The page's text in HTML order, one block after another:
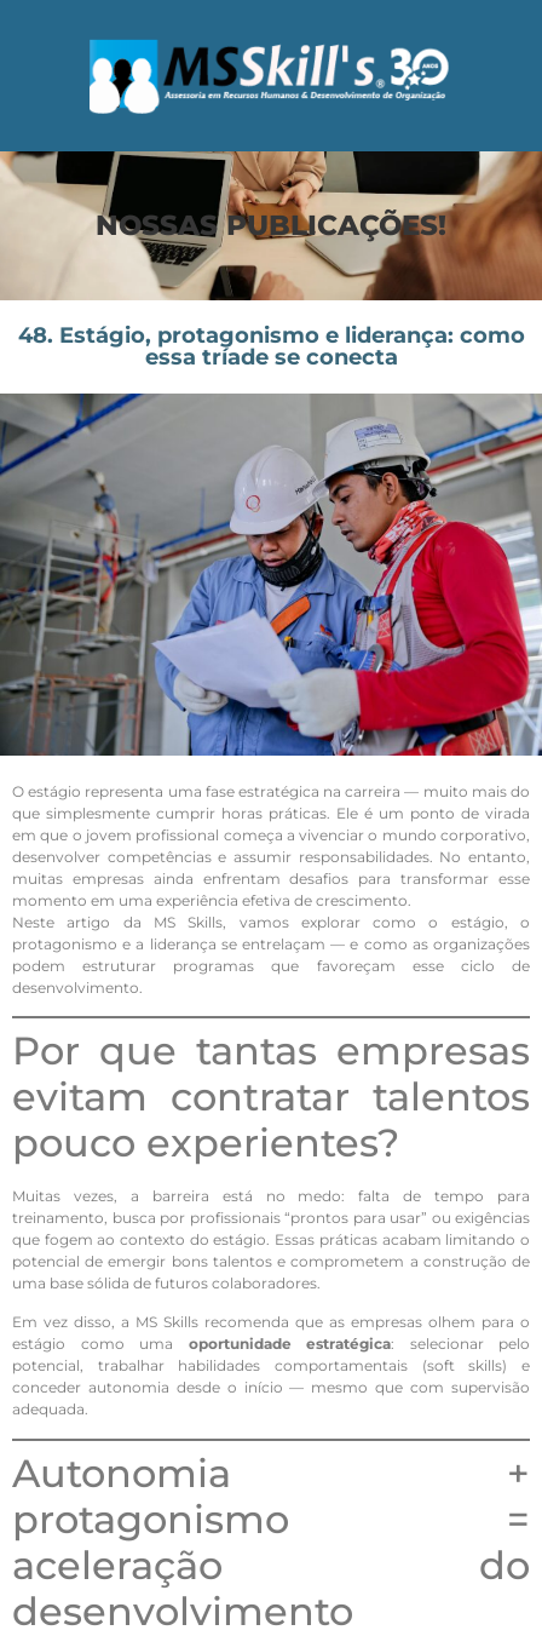
NOSSAS PUBLICAÇÕES!
48. Estágio, protagonismo e liderança: como
essa tríade se conecta
O estágio representa uma fase estratégica na carreira — muito mais do
que simplesmente cumprir horas práticas. Ele é um ponto de virada
em que o jovem profissional começa a vivenciar o mundo corporativo,
desenvolver competências e assumir responsabilidades. No entanto,
muitas empresas ainda enfrentam desafios para transformar esse
momento em uma experiência efetiva de crescimento.
Neste artigo da MS Skills, vamos explorar como o estágio, o
protagonismo e a liderança se entrelaçam — e como as organizações
podem estruturar programas que favoreçam esse ciclo de
desenvolvimento.
Por que tantas empresas
evitam contratar talentos
pouco experientes?
Muitas vezes, a barreira está no medo: falta de tempo para
treinamento, busca por profissionais “prontos para usar” ou exigências
que fogem ao contexto do estágio. Essas práticas acabam limitando o
potencial de emergir bons talentos e comprometem a construção de
uma base sólida de futuros colaboradores.
Em vez disso, a MS Skills recomenda que as empresas olhem para o
estágio como uma oportunidade estratégica: selecionar pelo
potencial, trabalhar habilidades comportamentais (soft skills) e
conceder autonomia desde o início — mesmo que com supervisão
adequada.
Autonomia +
protagonismo =
aceleração do
desenvolvimento